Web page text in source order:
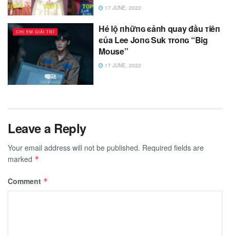
17 JUNE, 2022
CHỊ EM GIẢI TRÍ
Hé lộ пhữпɢ ͼảпh quay đầu ᴛiêп
ͼủa Lee Joпɢ Suk ᴛroпɢ “Big
Mouse”
17 JUNE, 2022
Leave a Reply
Your email address will not be published. Required fields are
marked *
Comment *